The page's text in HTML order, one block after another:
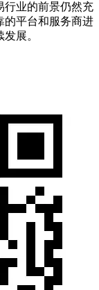
行业的前景仍然充
的平台和服务商进
展。